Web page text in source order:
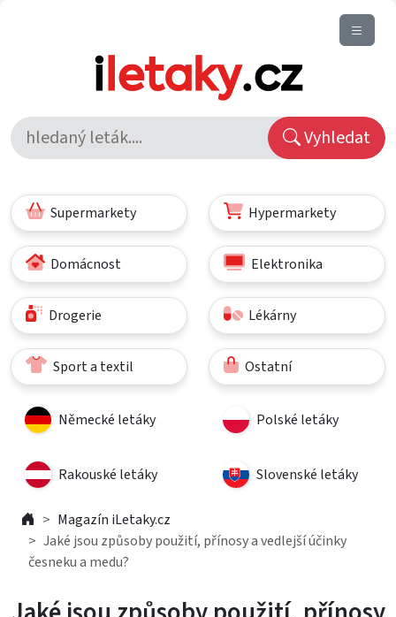
Vyhledat
Supermarkety Hypermarkety
Domácnost Elektronika
Drogerie Lékárny
Sport a textil Ostatní
Německé letáky Polské letáky
Rakouské letáky Slovenské letáky
Magazín iLetaky.cz
Jaké jsou způsoby použití, přínosy a vedlejší účinky
česneku a medu?